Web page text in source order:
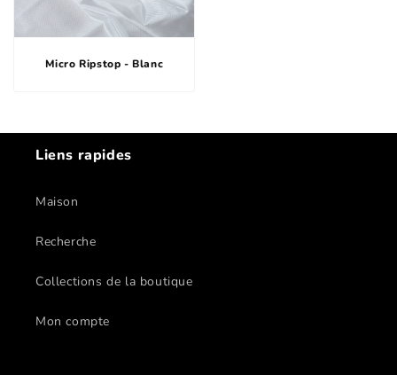
Micro Ripstop - Blanc
Liens rapides
Maison
Recherche
Collections de la boutique
Mon compte